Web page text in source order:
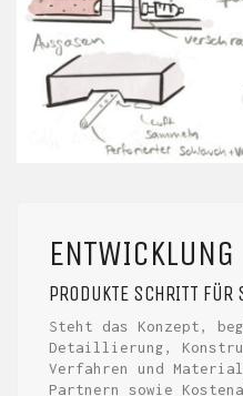
ENTWICKLUNG
PRODUKTE SCHRITT FÜR
Steht das Konzept,
Detaillierung,
Verfahren und
Partnern sowie